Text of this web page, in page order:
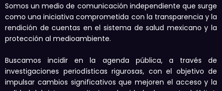
Somos un medio de comunicación independiente que surge
como una iniciativa comprometida con la transparencia y la
rendición de cuentas en el sistema de salud mexicano y la
protección al medioambiente.
Buscamos incidir en la agenda pública, a través de
investigaciones periodísticas rigurosas, con el objetivo de
impulsar cambios significativos que mejoren el acceso y la